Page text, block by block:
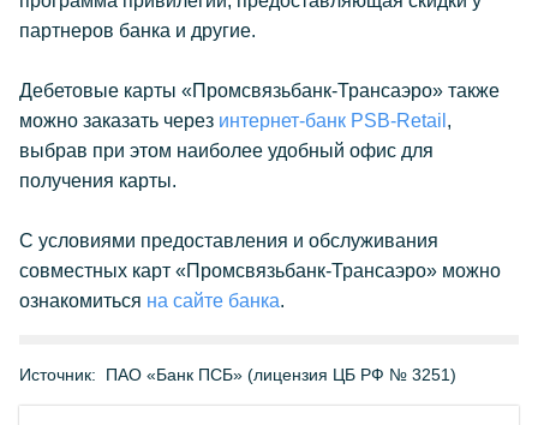
партнеров банка и другие.
Дебетовые карты «Промсвязьбанк-Трансаэро» также
можно заказать через интернет-банк PSB-Retail ,
выбрав при этом наиболее удобный офис для
получения карты.
С условиями предоставления и обслуживания
совместных карт «Промсвязьбанк-Трансаэро» можно
ознакомиться на сайте банка.
Источник: ПАО «Банк ПСБ» (лицензия ЦБ РФ № 3251)